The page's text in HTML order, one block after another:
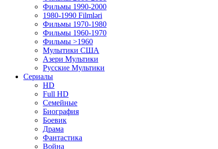
Фильмы 1990-2000
1980-1990 Filmləri
Фильмы 1970-1980
Фильмы 1960-1970
Фильмы >1960
Мулытики США
Азери Мультики
Русские Мультики
Сериалы
HD
Full HD
Семейные
Биография
Боевик
Драма
Фантастика
Война